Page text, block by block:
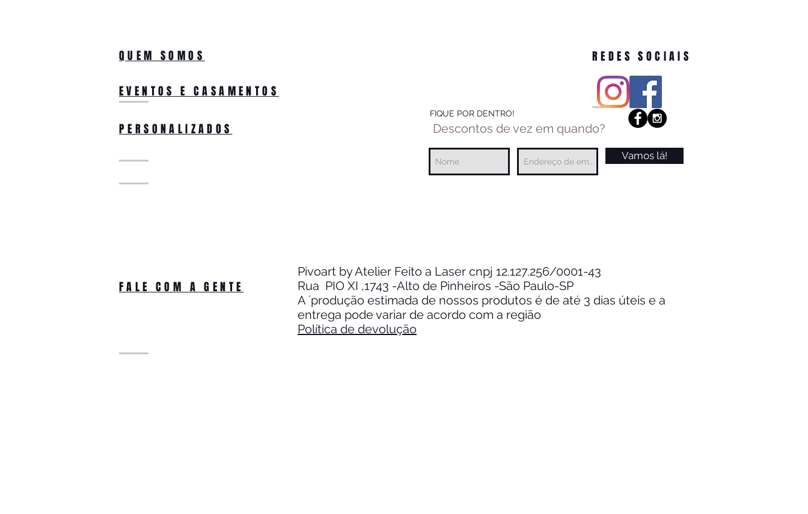
QUEM SOMOS
EVENTOS E CASAMENTOS
PERSONALIZADOS
REDES SOCIAIS
FIQUE POR DENTRO!
Descontos de vez em quando?
Vamos lá!
FALE COM A GENTE
Pivoart by Atelier Feito a Laser cnpj 12.127.256/0001-43
Rua PIO XI ,1743 -Alto de Pinheiros -São Paulo-SP
A ´produção estimada de nossos produtos é de até 3 dias úteis e a
entrega pode variar de acordo com a região
Política de devolução